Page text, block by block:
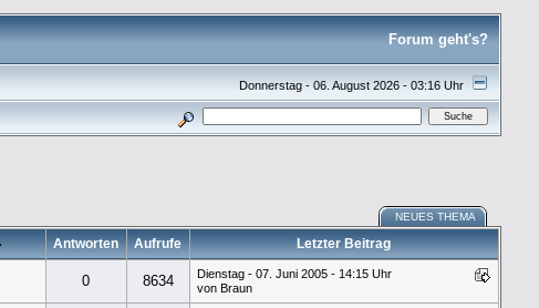
Forum geht's?
Donnerstag - 06. August 2026 - 03:16 Uhr
NEUES THEMA
Antworten Aufrufe Letzter Beitrag
0 8634
Dienstag - 07. Juni 2005 - 14:15 Uhr
von Braun